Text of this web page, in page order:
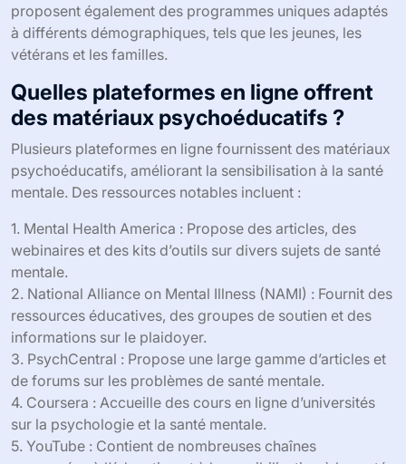
proposent également des programmes uniques adaptés
à différents démographiques, tels que les jeunes, les
vétérans et les familles.
Quelles plateformes en ligne offrent
des matériaux psychoéducatifs ?
Plusieurs plateformes en ligne fournissent des matériaux
psychoéducatifs, améliorant la sensibilisation à la santé
mentale. Des ressources notables incluent :
1. Mental Health America : Propose des articles, des
webinaires et des kits d’outils sur divers sujets de santé
mentale.
2. National Alliance on Mental Illness (NAMI) : Fournit des
ressources éducatives, des groupes de soutien et des
informations sur le plaidoyer.
3. PsychCentral : Propose une large gamme d’articles et
de forums sur les problèmes de santé mentale.
4. Coursera : Accueille des cours en ligne d’universités
sur la psychologie et la santé mentale.
5. YouTube : Contient de nombreuses chaînes